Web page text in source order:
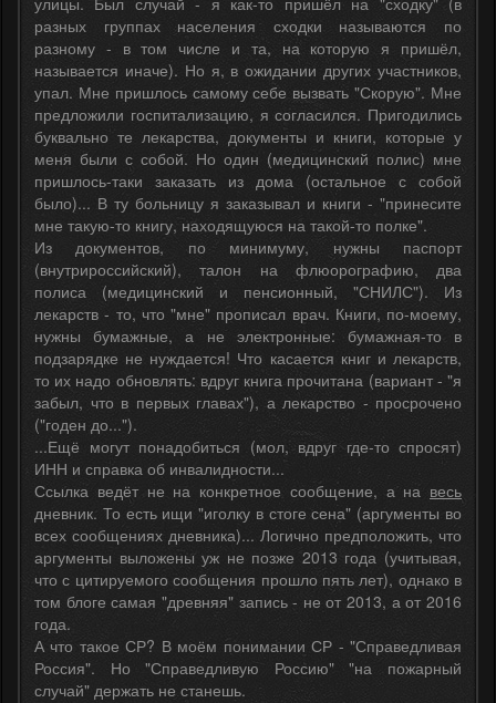
разных группах населения сходки называются по
разному - в том числе и та, на которую я пришёл,
называется иначе). Но я, в ожидании других участников,
упал. Мне пришлось самому себе вызвать "Скорую". Мне
предложили госпитализацию, я согласился. Пригодились
буквально те лекарства, документы и книги, которые у
меня были с собой. Но один (медицинский полис) мне
пришлось-таки заказать из дома (остальное с собой
было)... В ту больницу я заказывал и книги - "принесите
мне такую-то книгу, находящуюся на такой-то полке".
Из документов, по минимуму, нужны паспорт
(внутрироссийский), талон на флюорографию, два
полиса (медицинский и пенсионный, "СНИЛС"). Из
лекарств - то, что "мне" прописал врач. Книги, по-моему,
нужны бумажные, а не электронные: бумажная-то в
подзарядке не нуждается! Что касается книг и лекарств,
то их надо обновлять: вдруг книга прочитана (вариант - "я
забыл, что в первых главах"), а лекарство - просрочено
("годен до...").
...Ещё могут понадобиться (мол, вдруг где-то спросят)
ИНН и справка об инвалидности...
Ссылка ведёт не на конкретное сообщение, а на весь
дневник. То есть ищи "иголку в стоге сена" (аргументы во
всех сообщениях дневника)... Логично предположить, что
аргументы выложены уж не позже 2013 года (учитывая,
что с цитируемого сообщения прошло пять лет), однако в
том блоге самая "древняя" запись - не от 2013, а от 2016
года.
А что такое СР? В моём понимании СР - "Справедливая
Россия". Но "Справедливую Россию" "на пожарный
случай" держать не станешь.